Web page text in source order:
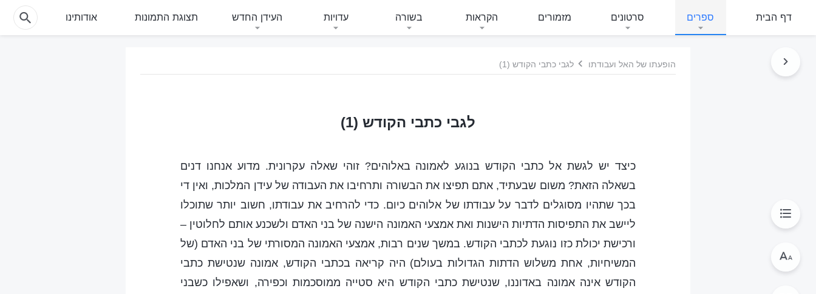
דף הבית ספרים סרטונים מזמורים הקראות בשורה עדויות העידן החדש תצוגת התמונות אודותינו
הופעתו של האל ועבודתו לגבי כתבי הקודש (1)
לגבי כתבי הקודש (1)
כיצד יש לגשת אל כתבי הקודש בנוגע לאמונה באלוהים? זוהי שאלה עקרונית. מדוע אנחנו דנים
בשאלה הזאת? משום שבעתיד, אתם תפיצו את הבשורה ותרחיבו את העבודה של עידן המלכות, ואין די
בכך שתהיו מסוגלים לדבר על עבודתו של אלוהים כיום. כדי להרחיב את עבודתו, חשוב יותר שתוכלו
ליישב את התפיסות הדתיות הישנות ואת אמצעי האמונה הישנה של בני האדם ולשכנע אותם לחלוטין –
ורכישת יכולת כזו נוגעת לכתבי הקודש. במשך שנים רבות, אמצעי האמונה המסורתי של בני האדם (של
המשיחיות, אחת משלוש הדתות הגדולות בעולם) היה קריאה בכתבי הקודש, אמונה שנטישת כתבי
הקודש אינה אמונה באדוננו, שנטישת כתבי הקודש היא סטייה ממוסכמות וכפירה, ושאפילו כשבני